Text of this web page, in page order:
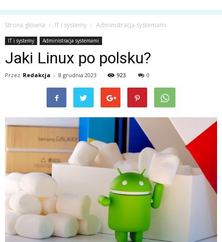
Strona główna IT i systemy Administracja systemami
IT i systemy Administracja systemami
Jaki Linux po polsku?
Przez Redakcja - 8 grudnia 2023 923 0